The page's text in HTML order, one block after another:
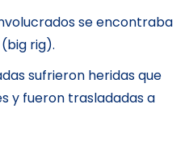
se encontraba
rig).
sufrieron heridas que
y fueron trasladadas a